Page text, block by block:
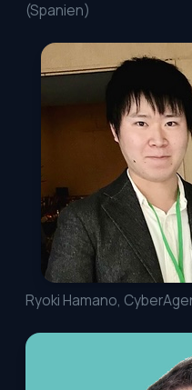
(Spanien)
Ryoki Hamano,